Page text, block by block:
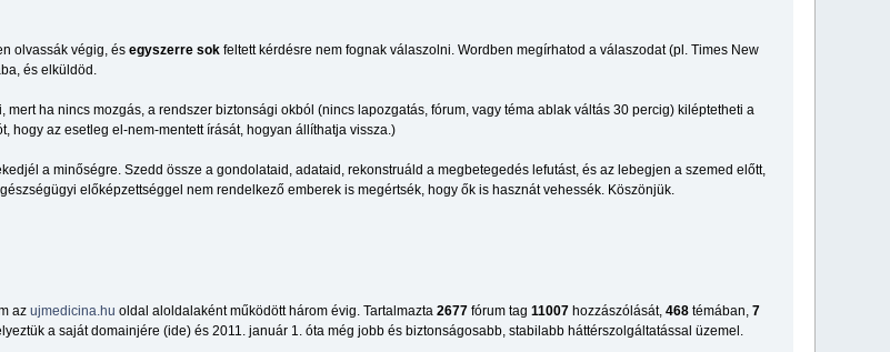
olvassák végig, és egyszerre sok feltett kérdésre nem fognak válaszolni. Wordben megírhatod a válaszodat (pl. Times New
és elküldöd.
mert ha nincs mozgás, a rendszer biztonsági okból (nincs lapozgatás, fórum, vagy téma ablak váltás 30 percig) kiléptetheti a
hogy az esetleg el-nem-mentett írását, hogyan állíthatja vissza.)
a minőségre. Szedd össze a gondolataid, adataid, rekonstruáld a megbetegedés lefutást, és az lebegjen a szemed előtt,
előképzettséggel nem rendelkező emberek is megértsék, hogy ők is hasznát vehessék. Köszönjük.
az ujmedicina.hu oldal aloldalaként működött három évig. Tartalmazta 2677fórum tag 11007hozzászólását, 468témában, 7
a saját domainjére (ide) és 2011. január 1. óta még jobb és biztonságosabb, stabilabb háttérszolgáltatással üzemel.